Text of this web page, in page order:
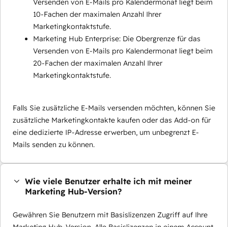
Versenden von E-Mails pro Kalendermonat liegt beim
10-Fachen der maximalen Anzahl Ihrer
Marketingkontaktstufe.
Marketing Hub Enterprise: Die Obergrenze für das
Versenden von E-Mails pro Kalendermonat liegt beim
20-Fachen der maximalen Anzahl Ihrer
Marketingkontaktstufe.
Falls Sie zusätzliche E-Mails versenden möchten, können Sie
zusätzliche Marketingkontakte kaufen oder das Add-on für
eine dedizierte IP-Adresse erwerben, um unbegrenzt E-
Mails senden zu können.
Wie viele Benutzer erhalte ich mit meiner
Marketing Hub-Version?
Gewähren Sie Benutzern mit Basislizenzen Zugriff auf Ihre